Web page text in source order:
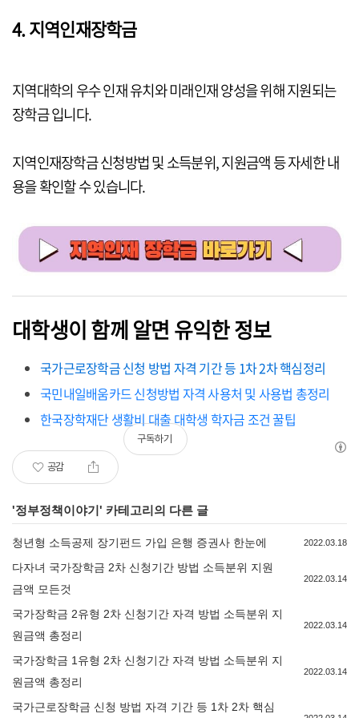
4. 지역인재장학금
지역대학의 우수 인재 유치와 미래인재 양성을 위해 지원되는
장학금 입니다.
지역인재장학금 신청방법 및 소득분위, 지원금액 등 자세한 내
용을 확인할 수 있습니다.
대학생이 함께 알면 유익한 정보
국가근로장학금 신청 방법 자격 기간 등 1차 2차 핵심정리
국민내일배움카드 신청방법 자격 사용처 및 사용법 총정리
한국장학재단 생활비 대출 대학생 학자금 조건 꿀팁
공감
구독하기
'정부정책이야기' 카테고리의 다른 글
청년형 소득공제 장기펀드 가입 은행 증권사 한눈에 2022.03.18
다자녀 국가장학금 2차 신청기간 방법 소득분위 지원
금액 모든것
2022.03.14
국가장학금 2유형 2차 신청기간 자격 방법 소득분위 지
원금액 총정리
2022.03.14
국가장학금 1유형 2차 신청기간 자격 방법 소득분위 지
원금액 총정리
2022.03.14
국가근로장학금 신청 방법 자격 기간 등 1차 2차 핵심